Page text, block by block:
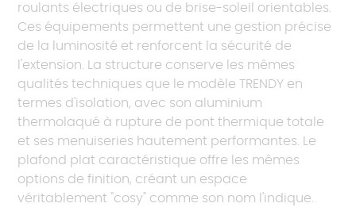
roulants électriques ou de brise-soleil orientables.
Ces équipements permettent une gestion précise
de la luminosité et renforcent la sécurité de
l'extension. La structure conserve les mêmes
qualités techniques que le modèle TRENDY en
termes d'isolation, avec son aluminium
thermolaqué à rupture de pont thermique totale
et ses menuiseries hautement performantes. Le
plafond plat caractéristique offre les mêmes
options de finition, créant un espace
véritablement "cosy" comme son nom l'indique.